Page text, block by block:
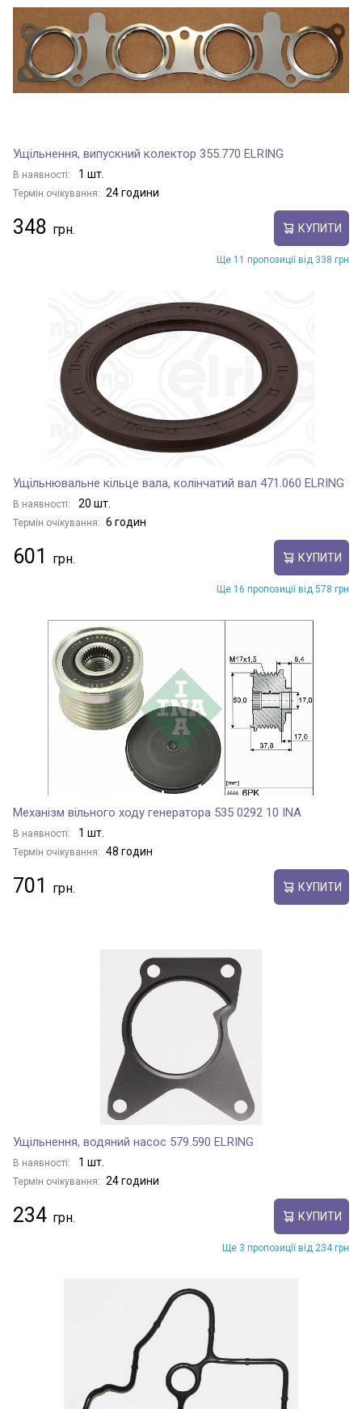
Ущільнення, випускний колектор 355.770 ELRING
В наявності: 1 шт.
Термін очікування: 24 години
348 КУПИТИ
Ще 11 пропозиції від 338 грн
Ущільнювальне кільце вала, колінчатий вал 471.060 ELRING
В наявності: 20 шт.
Термін очікування: 6 годин
601 КУПИТИ
Ще 16 пропозиції від 578 грн
Механізм вільного ходу генератора 535 0292 10 INA
В наявності: 1 шт.
Термін очікування: 48 годин
701 КУПИТИ
Ущільнення, водяний насос 579.590 ELRING
В наявності: 1 шт.
Термін очікування: 24 години
234 КУПИТИ
Ще 3 пропозиції від 234 грн